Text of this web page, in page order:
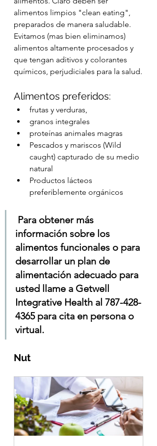
alimentos limpios "clean eating",
preparados de manera saludable.
Evitamos (mas bien eliminamos)
alimentos altamente procesados y
que tengan aditivos y colorantes
químicos, perjudiciales para la salud.
Alimentos preferidos:
frutas y verduras,
granos integrales
proteínas animales magras
Pescados y mariscos (Wild
caught) capturado de su medio
natural
Productos lácteos
preferiblemente orgánicos
información sobre los
alimentos funcionales o para
desarrollar un plan de
alimentación adecuado para
usted llame a Getwell
Integrative Health al 787-428-
4365 para cita en persona o
virtual.
Nut